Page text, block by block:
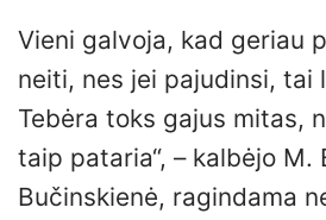
Vieni galvoja, kad geriau
neiti, nes jei pajudinsi, tai
Tebėra toks gajus mitas,
taip pataria“, – kalbėjo M.
Bučinskienė, ragindama